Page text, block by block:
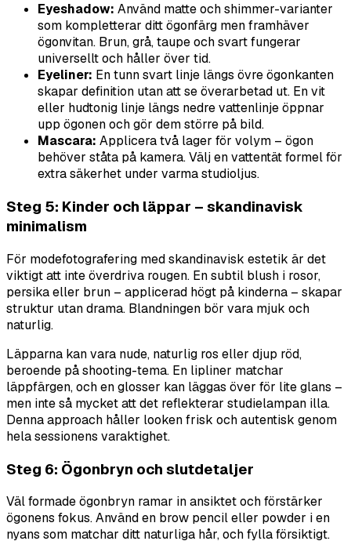
Eyeshadow: Använd matte och shimmer-varianter
som kompletterar ditt ögonfärg men framhäver
ögonvitan. Brun, grå, taupe och svart fungerar
universellt och håller över tid.
Eyeliner: En tunn svart linje längs övre ögonkanten
skapar definition utan att se överarbetad ut. En vit
eller hudtonig linje längs nedre vattenlinje öppnar
upp ögonen och gör dem större på bild.
Mascara: Applicera två lager för volym – ögon
behöver ståta på kamera. Välj en vattentät formel för
extra säkerhet under varma studioljus.
Steg 5: Kinder och läppar – skandinavisk
minimalism
För modefotografering med skandinavisk estetik är det
viktigt att inte överdriva rougen. En subtil blush i rosor,
persika eller brun – applicerad högt på kinderna – skapar
struktur utan drama. Blandningen bör vara mjuk och
naturlig.
Läpparna kan vara nude, naturlig ros eller djup röd,
beroende på shooting-tema. En lipliner matchar
läppfärgen, och en glosser kan läggas över för lite glans –
men inte så mycket att det reflekterar studielampan illa.
Denna approach håller looken frisk och autentisk genom
hela sessionens varaktighet.
Steg 6: Ögonbryn och slutdetaljer
Väl formade ögonbryn ramar in ansiktet och förstärker
ögonens fokus. Använd en brow pencil eller powder i en
nyans som matchar ditt naturliga hår, och fylla försiktigt.